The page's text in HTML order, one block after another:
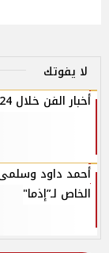
لا يفوتك
أخبار الفن خلال 24 ساعة
أحمد داود
الخاص لـ”إذما"